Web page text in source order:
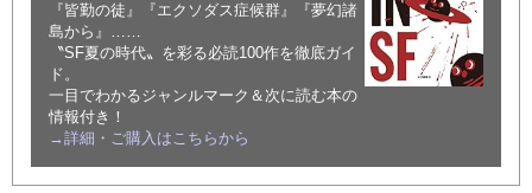
『皆勤の徒』『エクソダス症候群』『夢幻諸
島から』……
〝SF夏の時代〟を彩る必読100作を徹底ガイ
ド。
一目でわかるジャンルマーク＆次に読む本の
情報付き！
→詳細・ご購入はこちらから